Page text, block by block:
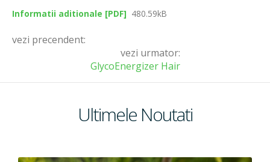
Informatii aditionale [PDF] 480.59kB
vezi precendent:
vezi urmator:
GlycoEnergizer Hair
Ultimele Noutati